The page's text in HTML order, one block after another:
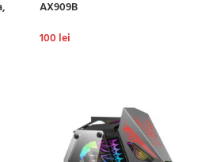
AX909B
100 lei